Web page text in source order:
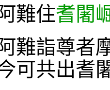
難住耆闍
難詣尊者
可共出耆